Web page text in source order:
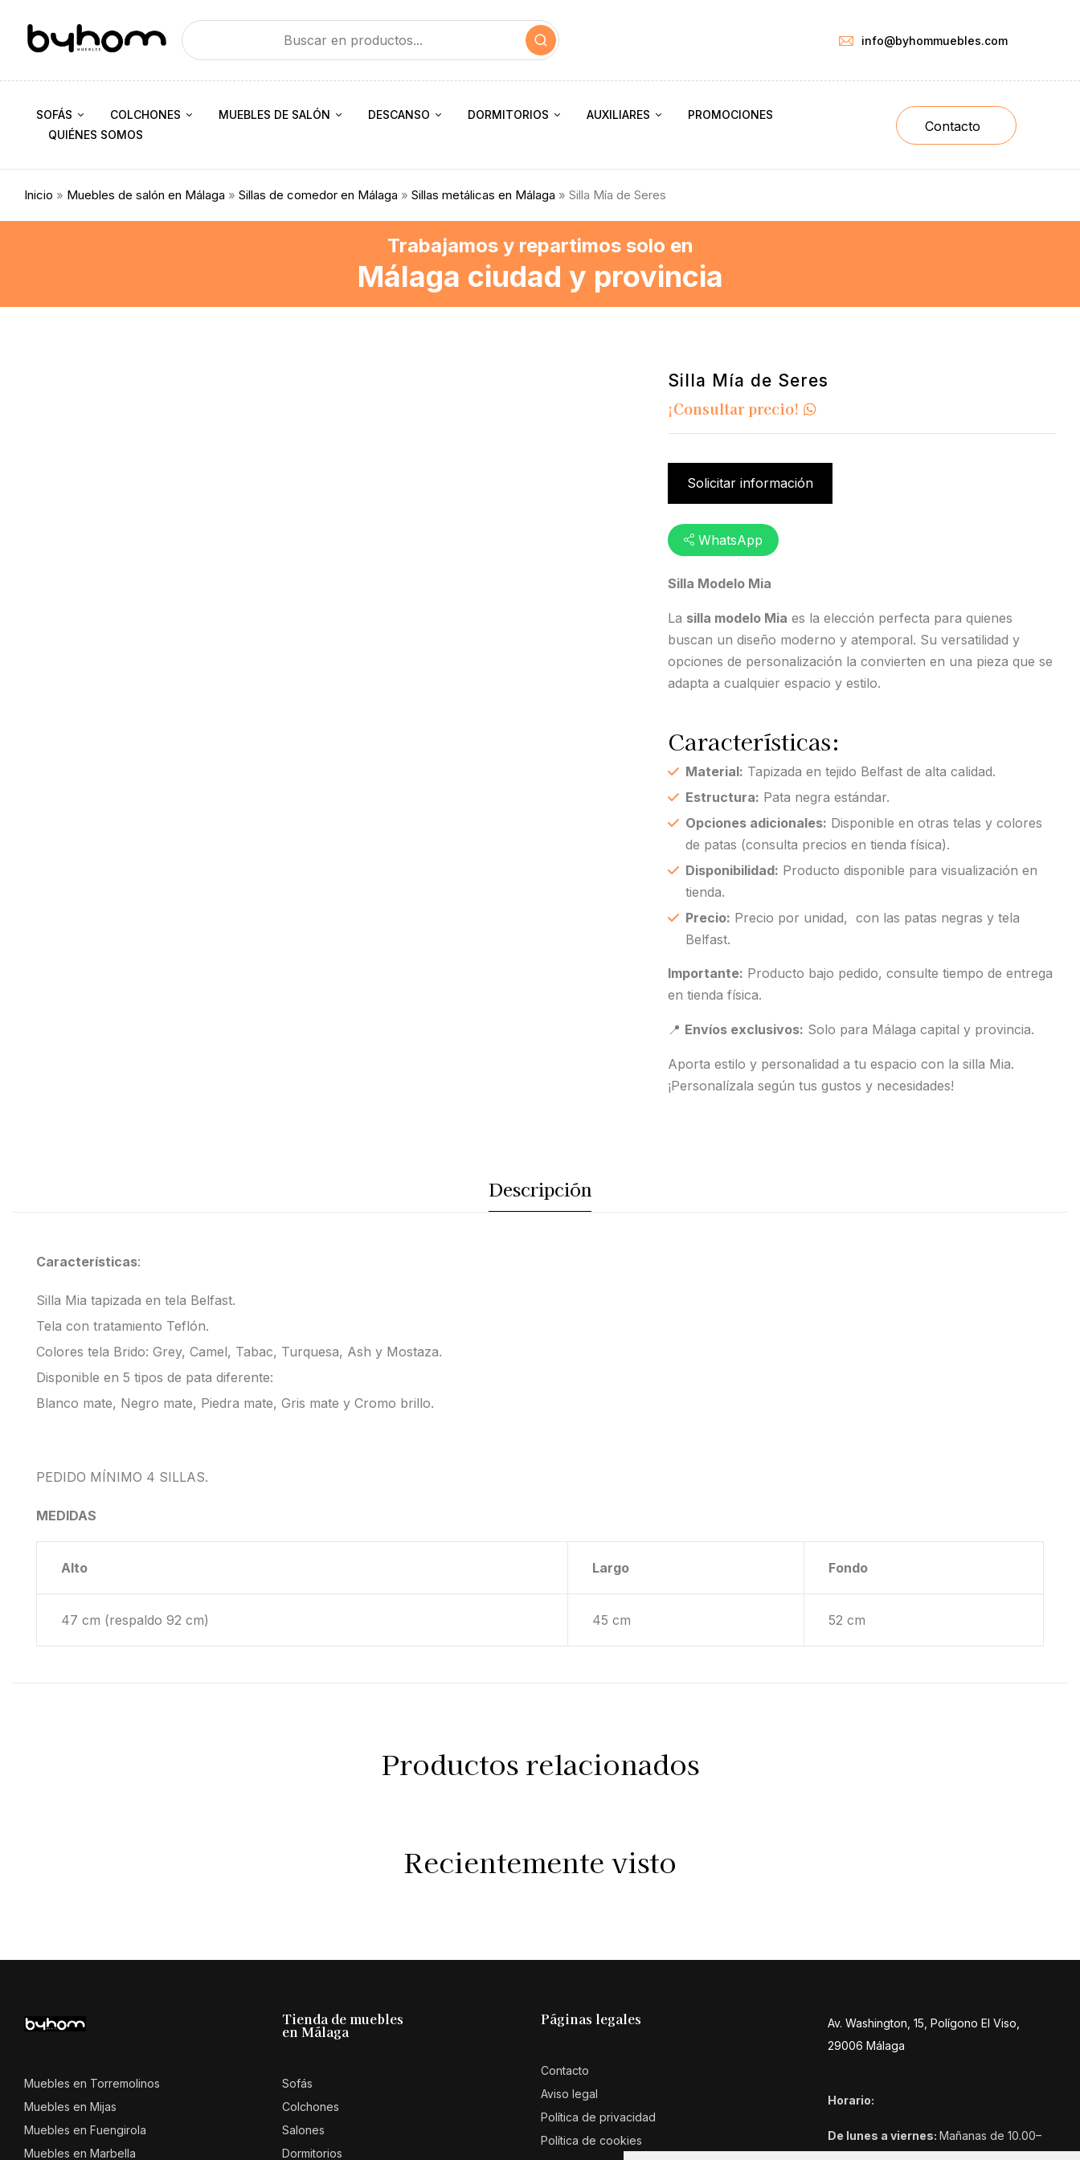
info@byhommuebles.com
SOFÁS COLCHONES MUEBLES DE SALÓN DESCANSO DORMITORIOS AUXILIARES
PROMOCIONES
QUIÉNES SOMOS
Contacto
Inicio » Muebles de salón en Málaga » Sillas de comedor en Málaga » Sillas metálicas en Málaga » Silla Mía de Seres
Trabajamos y repartimos solo en
Málaga ciudad y provincia
Silla Mía de Seres
¡Consultar precio!
Silla Modelo Mia
La silla modelo Mia es la elección perfecta para quienes
buscan un diseño moderno y atemporal. Su versatilidad y
opciones de personalización la convierten en una pieza que se
adapta a cualquier espacio y estilo.
Características:
Material: Tapizada en tejido Belfast de alta calidad.
Estructura: Pata negra estándar.
Opciones adicionales: Disponible en otras telas y colores
de patas (consulta precios en tienda física).
Disponibilidad: Producto disponible para visualización en
tienda.
Precio: Precio por unidad, con las patas negras y tela
Belfast.
Importante: Producto bajo pedido, consulte tiempo de entrega
en tienda física.
📍 Envíos exclusivos: Solo para Málaga capital y provincia.
Aporta estilo y personalidad a tu espacio con la silla Mia.
¡Personalízala según tus gustos y necesidades!
Solicitar información
WhatsApp
Descripción
Características:
Silla Mia tapizada en tela Belfast.
Tela con tratamiento Teflón.
Colores tela Brido: Grey, Camel, Tabac, Turquesa, Ash y Mostaza.
Disponible en 5 tipos de pata diferente:
Blanco mate, Negro mate, Piedra mate, Gris mate y Cromo brillo.
PEDIDO MÍNIMO 4 SILLAS.
MEDIDAS
Alto Largo Fondo
47 cm (respaldo 92 cm) 45 cm 52 cm
Productos relacionados
Recientemente visto
Muebles en Torremolinos
Muebles en Mijas
Muebles en Fuengirola
Muebles en Marbella
Tienda de muebles
en Málaga
Sofás
Colchones
Salones
Dormitorios
Páginas legales
Contacto
Aviso legal
Política de privacidad
Política de cookies
Av. Washington, 15, Polígono El Viso,
29006 Málaga
Horario:
De lunes a viernes:Mañanas de 10.00–